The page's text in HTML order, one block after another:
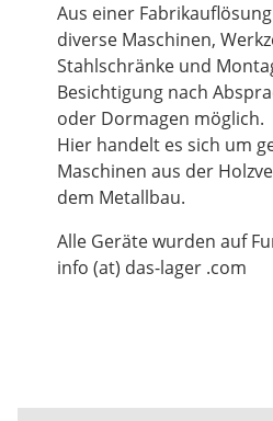
Aus einer
diverse Maschinen,
Stahlschränke und
Besichtigung nach
oder Dormagen möglich.
Hier handelt es sich um
Maschinen aus der
dem Metallbau.
Alle Geräte wurden auf
info (at) das-lager .com